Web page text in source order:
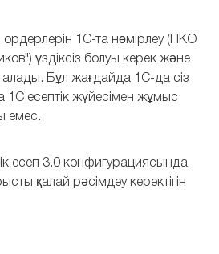
1С-та нөмірлеу (ПКО
үздіксіз болуы керек және
Бұл жағдайда 1С-да сіз
есептік жүйесімен жұмыс
емес.
есеп 3.0 конфигурациясында
қалай рәсімдеу керектігін